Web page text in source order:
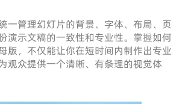
一管理幻灯片的背景、字体、布局、页
演示文稿的一致性和专业性。掌握如何
版，不仅能让你在短时间内制作出专业
观众提供一个清晰、有条理的视觉体